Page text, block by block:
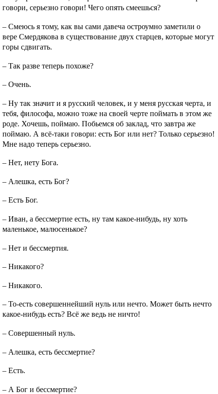
говори, серьезно говори! Чего опять смеешься?
– Смеюсь я тому, как вы сами давеча остроумно заметили о
вере Смердякова в существование двух старцев, которые могут
горы сдвигать.
– Так разве теперь похоже?
– Очень.
– Ну так значит и я русский человек, и у меня русская черта, и
тебя, философа, можно тоже на своей черте поймать в этом же
роде. Хочешь, поймаю. Побьемся об заклад, что завтра же
поймаю. А всё-таки говори: есть Бог или нет? Только серьезно!
Мне надо теперь серьезно.
– Нет, нету Бога.
– Алешка, есть Бог?
– Есть Бог.
– Иван, а бессмертие есть, ну там какое-нибудь, ну хоть
маленькое, малюсенькое?
– Нет и бессмертия.
– Никакого?
– Никакого.
– То-есть совершеннейший нуль или нечто. Может быть нечто
какое-нибудь есть? Всё же ведь не ничто!
– Совершенный нуль.
– Алешка, есть бессмертие?
– Есть.
– А Бог и бессмертие?